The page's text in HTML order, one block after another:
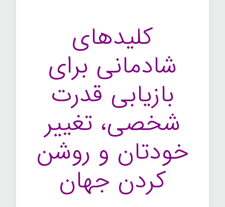
کلیدهای
شادمانی برای
بازیابی قدرت
شخصی، تغییر
خودتان و روشن
کردن جهان